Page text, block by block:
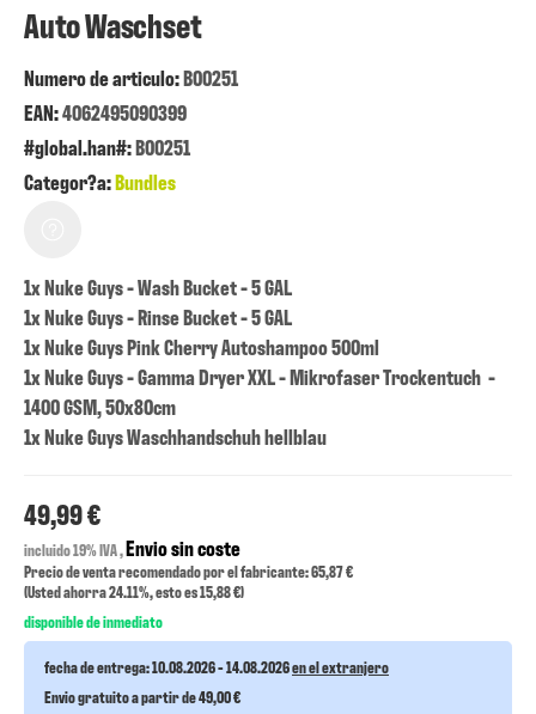
Auto Waschset
Numero de articulo:B00251
EAN:4062495090399
#global.han#:B00251
Categor?a:Bundles
1x Nuke Guys - Wash Bucket - 5 GAL
1x Nuke Guys - Rinse Bucket - 5 GAL
1x Nuke Guys Pink Cherry Autoshampoo 500ml
1x Nuke Guys - Gamma Dryer XXL - Mikrofaser Trockentuch -
1400 GSM, 50x80cm
1x Nuke Guys Waschhandschuh hellblau
49,99 €
incluido 19% IVA ,Envio sin coste
Precio de venta recomendado por el fabricante: 65,87 €
(Usted ahorra24.11%, esto es15,88 €)
disponible de inmediato
fecha de entrega:10.08.2026 - 14.08.2026en el extranjero
Envio gratuito a partir de 49,00 €